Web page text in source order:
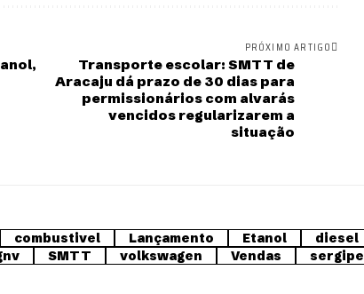
PRÓXIMO ARTIGO
Transporte escolar: SMTT de
Aracaju dá prazo de 30 dias para
permissionários com alvarás
vencidos regularizarem a
situação
combustivel Lançamento Etanol diesel
SMTT volkswagen Vendas sergipe